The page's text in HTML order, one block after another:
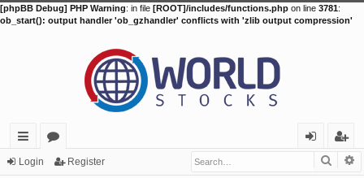
[phpBB Debug] PHP Warning: in file [ROOT]/includes/functions.php on line 3781:
ob_start(): output handler 'ob_gzhandler' conflicts with 'zlib output compression'
ui
or
eg
Login Register